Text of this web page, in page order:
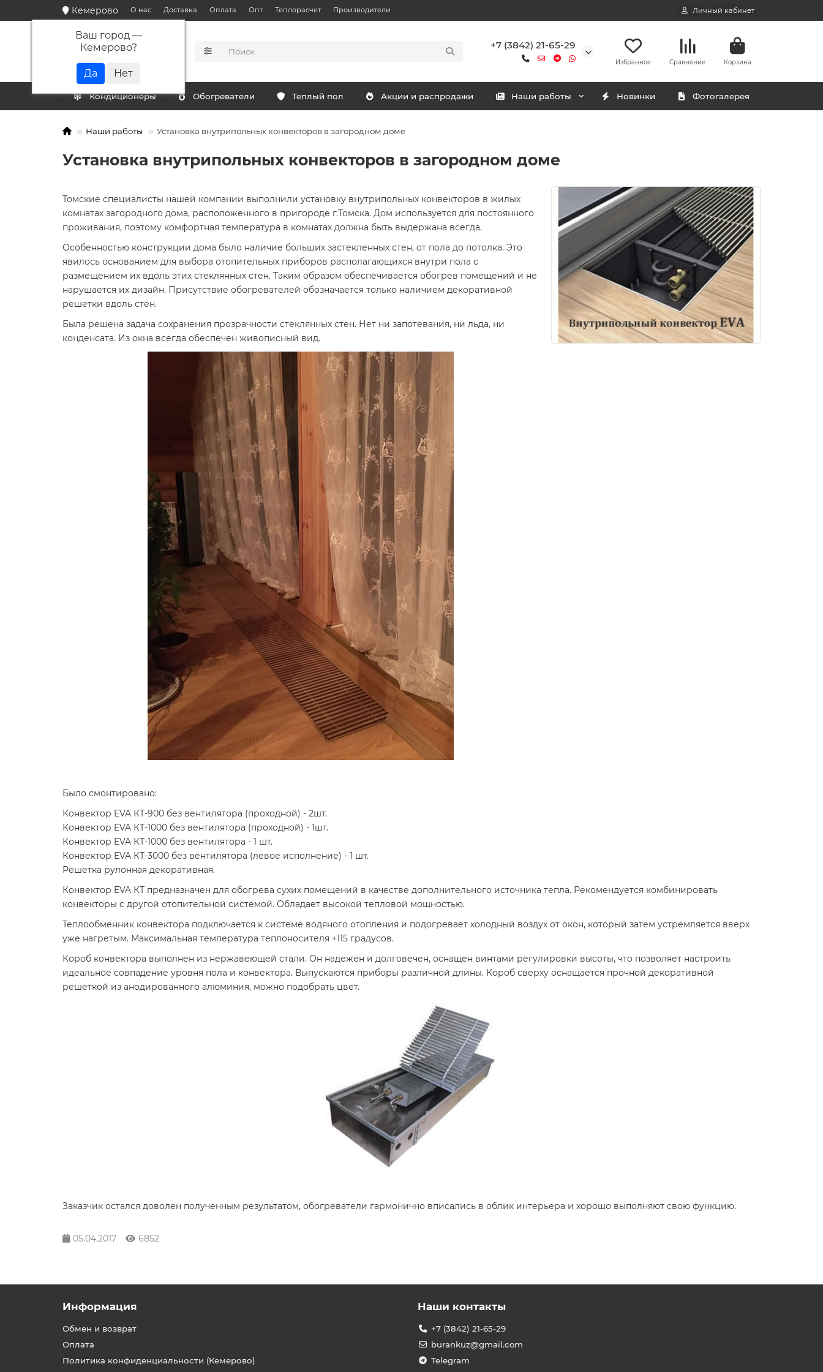
Кемерово
Ваш город —
Кемерово?
О нас Доставка Оплата Опт Теплорасчет Производители Личный кабинет
КАТАЛОГ
+7 (3842) 21-65-29
Избранное Сравнение Корзина
Кондиционеры Обогреватели Теплый пол Акции и распродажи Наши работы Новинки Фотогалерея
Наши работы Установка внутрипольных конвекторов в загородном доме
Установка внутрипольных конвекторов в загородном доме
Томские специалисты нашей компании выполнили установку внутрипольных конвекторов в жилых
комнатах загородного дома, расположенного в пригороде г.Томска. Дом используется для постоянного
проживания, поэтому комфортная температура в комнатах должна быть выдержана всегда.
Особенностью конструкции дома было наличие больших застекленных стен, от пола до потолка. Это
явилось основанием для выбора отопительных приборов располагающихся внутри пола с
размещением их вдоль этих стеклянных стен. Таким образом обеспечивается обогрев помещений и не
нарушается их дизайн. Присутствие обогревателей обозначается только наличием декоративной
решетки вдоль стен.
Была решена задача сохранения прозрачности стеклянных стен. Нет ни запотевания, ни льда, ни
конденсата. Из окна всегда обеспечен живописный вид.
Было смонтировано:
Конвектор EVA КТ-900 без вентилятора (проходной) - 2шт.
Конвектор EVA КТ-1000 без вентилятора (проходной) - 1шт.
Конвектор EVA КТ-1000 без вентилятора - 1 шт.
Конвектор EVA КТ-3000 без вентилятора (левое исполнение) - 1 шт.
Решетка рулонная декоративная.
Конвектор EVA КТ предназначен для обогрева сухих помещений в качестве дополнительного источника тепла. Рекомендуется комбинировать
конвекторы с другой отопительной системой. Обладает высокой тепловой мощностью.
Теплообменник конвектора подключается к системе водяного отопления и подогревает холодный воздух от окон, который затем устремляется вверх
уже нагретым. Максимальная температура теплоносителя +115 градусов.
Короб конвектора выполнен из нержавеющей стали. Он надежен и долговечен, оснащен винтами регулировки высоты, что позволяет настроить
идеальное совпадение уровня пола и конвектора. Выпускаются приборы различной длины. Короб сверху оснащается прочной декоративной
решеткой из анодированного алюминия, можно подобрать цвет.
Заказчик остался доволен полученным результатом, обогреватели гармонично вписались в облик интерьера и хорошо выполняют свою функцию.
05.04.2017 6852
Информация
Обмен и возврат
Оплата
Политика конфиденциальности (Кемерово)
Наши контакты
+7 (3842) 21-65-29
burankuz@gmail.com
Telegram